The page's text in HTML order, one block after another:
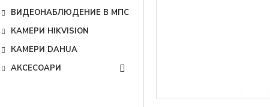
ВИДЕОНАБЛЮДЕНИЕ В МПС
КАМЕРИ HIKVISION
КАМЕРИ DAHUA
АКСЕСОАРИ